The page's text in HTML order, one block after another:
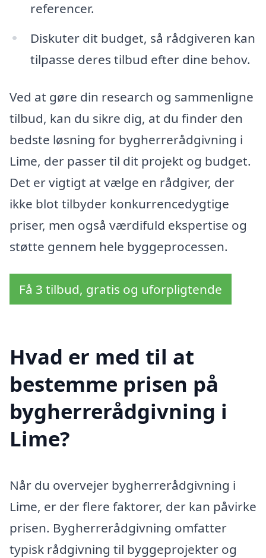
referencer.
Diskuter dit budget, så rådgiveren kan
tilpasse deres tilbud efter dine behov.
Ved at gøre din research og sammenligne
tilbud, kan du sikre dig, at du finder den
bedste løsning for bygherrerådgivning i
Lime, der passer til dit projekt og budget.
Det er vigtigt at vælge en rådgiver, der
ikke blot tilbyder konkurrencedygtige
priser, men også værdifuld ekspertise og
støtte gennem hele byggeprocessen.
Få 3 tilbud, gratis og uforpligtende
Hvad er med til at
bestemme prisen på
bygherrerådgivning i
Lime?
Når du overvejer bygherrerådgivning i
Lime, er der flere faktorer, der kan påvirke
prisen. Bygherrerådgivning omfatter
typisk rådgivning til byggeprojekter og